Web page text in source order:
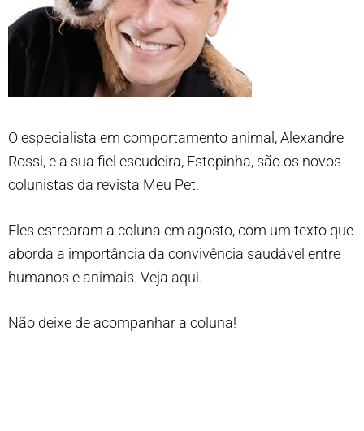
O especialista em comportamento animal, Alexandre
Rossi, e a sua fiel escudeira, Estopinha, são os novos
colunistas da revista Meu Pet.
Eles estrearam a coluna em agosto, com um texto que
aborda a importância da convivência saudável entre
humanos e animais. Veja aqui.
Não deixe de acompanhar a coluna!